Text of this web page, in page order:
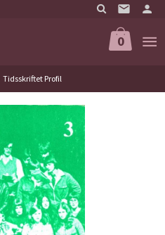
0
Tidsskriftet Profil